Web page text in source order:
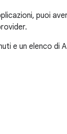
puoi
e un elenco di